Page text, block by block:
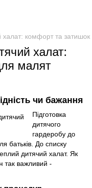
халат: комфорт та
халат:
малят
чи бажання
Підготовка
дитячого
гардеробу до
батьків. До списку
дитячий халат. Як
так важливий -